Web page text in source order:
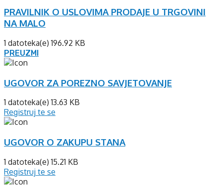
PRAVILNIK O USLOVIMA PRODAJE U TRGOVINI
NA MALO
1 datoteka(e)196.92 KB
PREUZMI
UGOVOR ZA POREZNO SAVJETOVANJE
1 datoteka(e)13.63 KB
Registruj te se
UGOVOR O ZAKUPU STANA
1 datoteka(e)15.21 KB
Registruj te se